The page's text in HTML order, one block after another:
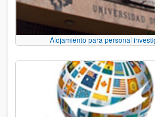
Alojamiento para personal